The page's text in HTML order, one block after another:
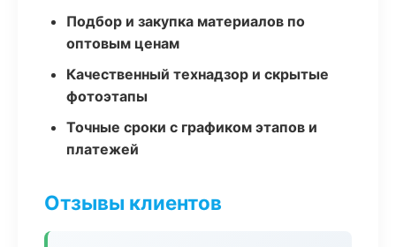
Подбор и закупка материалов по
оптовым ценам
Качественный технадзор и скрытые
фотоэтапы
Точные сроки с графиком этапов и
платежей
Отзывы клиентов